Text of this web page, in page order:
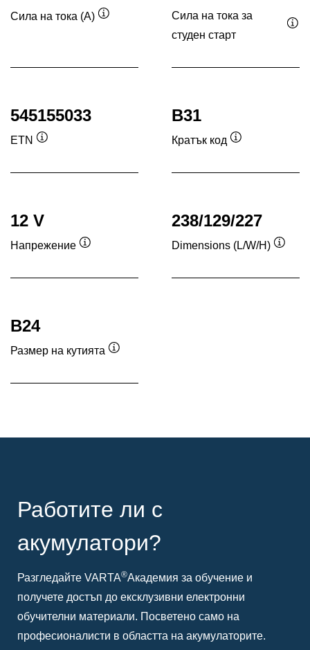
Сила на тока (A)
Сила на тока за
студен старт
545155033
ETN
B31
Кратък код
12 V
Напрежение
238/129/227
Dimensions (L/W/H)
B24
Размер на кутията
Работите ли с
акумулатори?
Разгледайте VARTA®Академия за обучение и
получете достъп до ексклузивни електронни
обучителни материали. Посветено само на
професионалисти в областта на акумулаторите.